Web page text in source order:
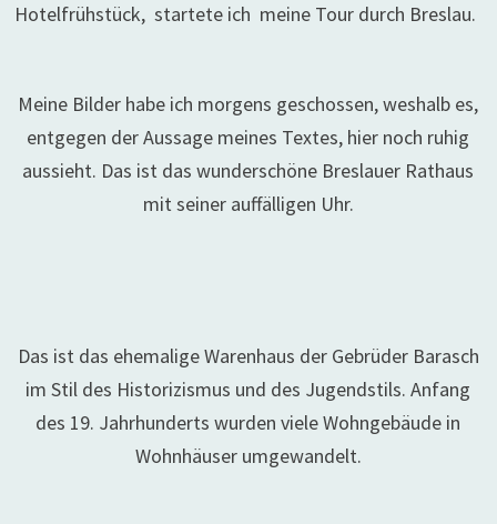
Hotelfrühstück, startete ich meine Tour durch Breslau.
Meine Bilder habe ich morgens geschossen, weshalb es,
entgegen der Aussage meines Textes, hier noch ruhig
aussieht. Das ist das wunderschöne Breslauer Rathaus
mit seiner auffälligen Uhr.
Das ist das ehemalige Warenhaus der Gebrüder Barasch
im Stil des Historizismus und des Jugendstils. Anfang
des 19. Jahrhunderts wurden viele Wohngebäude in
Wohnhäuser umgewandelt.